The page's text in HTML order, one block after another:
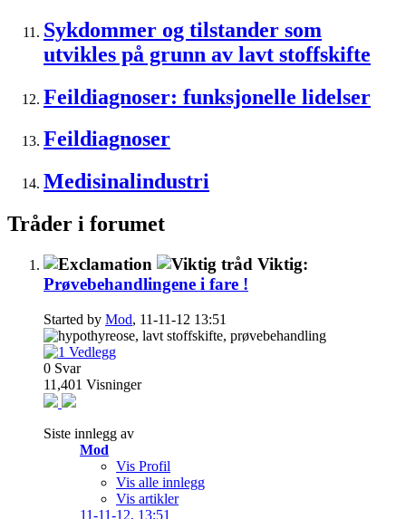
Sykdommer og tilstander som
utvikles på grunn av lavt stoffskifte
Feildiagnoser: funksjonelle lidelser
Feildiagnoser
Medisinalindustri
Tråder i forumet
Viktig:
Prøvebehandlingene i fare !
Started by Mod, 11-11-12 13:51
0 Svar
11,401 Visninger
Siste innlegg av
Mod
Vis Profil
Vis alle innlegg
Vis artikler
11-11-12, 13:51